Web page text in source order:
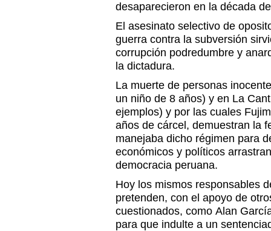
desaparecieron en la década
El asesinato selectivo de
guerra contra la subversión
corrupción podredumbre y
la dictadura.
La muerte de personas
un niño de 8 años) y en La
ejemplos) y por las cuales
años de cárcel, demuestran la
manejaba dicho régimen para
económicos y políticos
democracia peruana.
Hoy los mismos responsables
pretenden, con el apoyo de
cuestionados, como Alan
para que indulte a un